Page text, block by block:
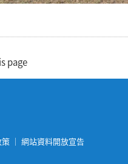
page
策 ｜ 網站資料開放宣告